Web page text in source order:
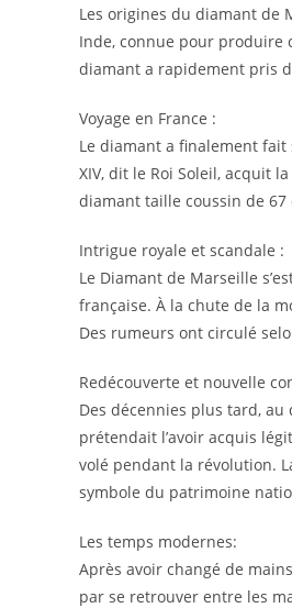
Les origines du diamant de
Inde, connue pour produire
diamant a rapidement pris
Voyage en France :
Le diamant a finalement fait
XIV, dit le Roi Soleil, acquit
diamant taille coussin de
Intrigue royale et scandale :
Le Diamant de Marseille
française. À la chute de la
Des rumeurs ont circulé
Redécouverte et nouvelle
Des décennies plus tard,
prétendait l’avoir acquis
volé pendant la révolution.
symbole du patrimoine
Les temps modernes:
Après avoir changé de
par se retrouver entre les